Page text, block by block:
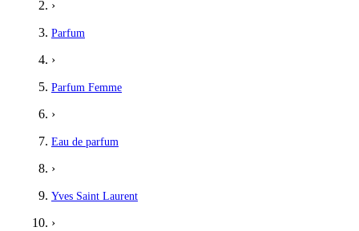
›
Parfum
›
Parfum Femme
›
Eau de parfum
›
Yves Saint Laurent
›